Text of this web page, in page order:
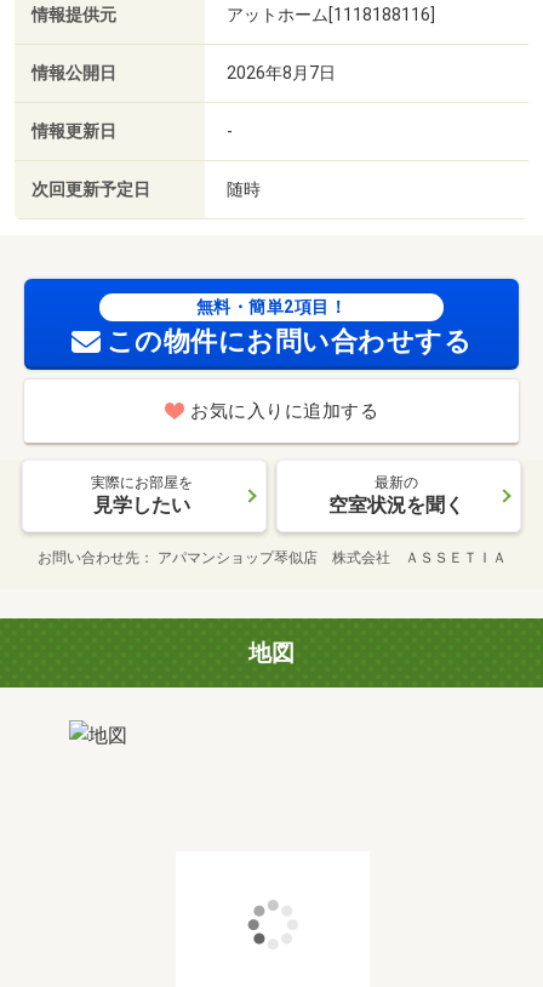
情報提供元 アットホーム[1118188116]
情報公開日 2026年8月7日
情報更新日 -
次回更新予定日 随時
無料・簡単2項目！
この物件にお問い合わせする
お気に入りに追加する
実際にお部屋を
見学したい
最新の
空室状況を聞く
お問い合わせ先 アパマンショップ琴似店 株式会社 ＡＳＳＥＴＩＡ
地図